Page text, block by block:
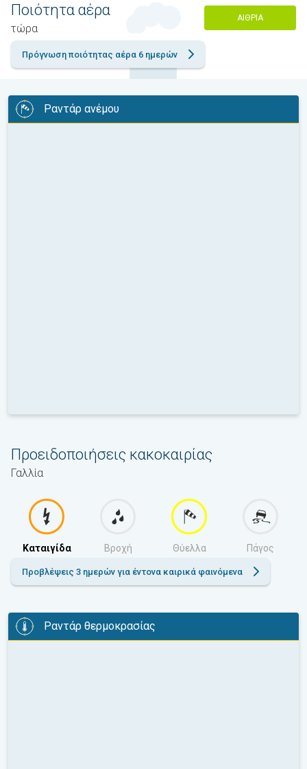
Ποιότητα αέρα
τώρα
ΑΊΘΡΙΑ
Πρόγνωση ποιότητας αέρα 6 ημερών
Ραντάρ ανέμου
Προειδοποιήσεις κακοκαιρίας
Γαλλία
Καταιγίδα Βροχή Θύελλα Πάγος
Προβλέψεις 3 ημερών για έντονα καιρικά φαινόμενα
Ραντάρ θερμοκρασίας